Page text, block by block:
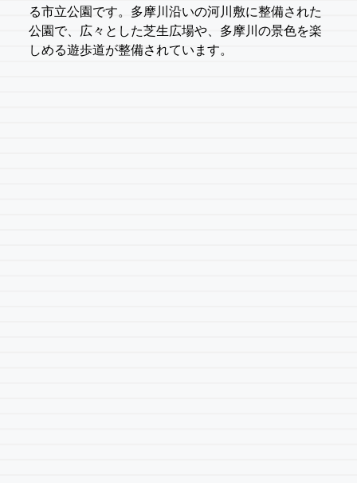
る市立公園です。多摩川沿いの河川敷に整備された
公園で、広々とした芝生広場や、多摩川の景色を楽
しめる遊歩道が整備されています。